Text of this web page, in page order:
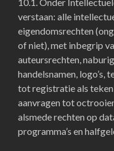
verstaan: alle
eigendomsrechten
of niet), met inbegrip
auteursrechten,
handelsnamen, logo’s,
tot registratie als
aanvragen tot
alsmede rechten op
programma’s en